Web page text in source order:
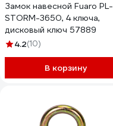
Замок навесной Fuaro PL-
STORM-3650, 4 ключа,
дисковый ключ 57889
4.2(10)
В корзину